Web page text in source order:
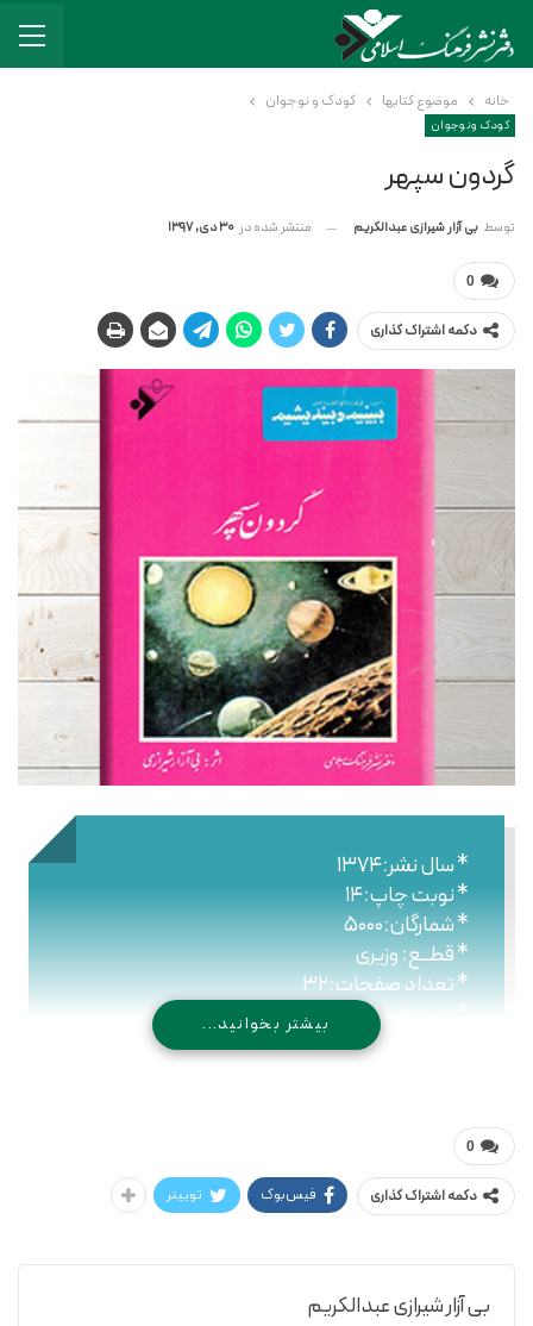
خانه موضوع کتابها کودک و نوجوان
کودک و نوجوان
گردون سپهر
توسط بی آزار شیرازی عبدالکریم منتشر شده در 30 دی, 1397
0
دکمه اشتراک گذاری
* سال نشر:۱۳۷۴
* نوبت چاپ:۱۴
* شمارگان:۵۰۰۰
* قطــع: وزیری
* تعداد صفحات:۳۲
* نـوع جلـد: شومیزبیشتر بخوانید...
0
دکمه اشتراک گذاری فیس‌بوک توییتر
بی آزار شیرازی عبدالکریم